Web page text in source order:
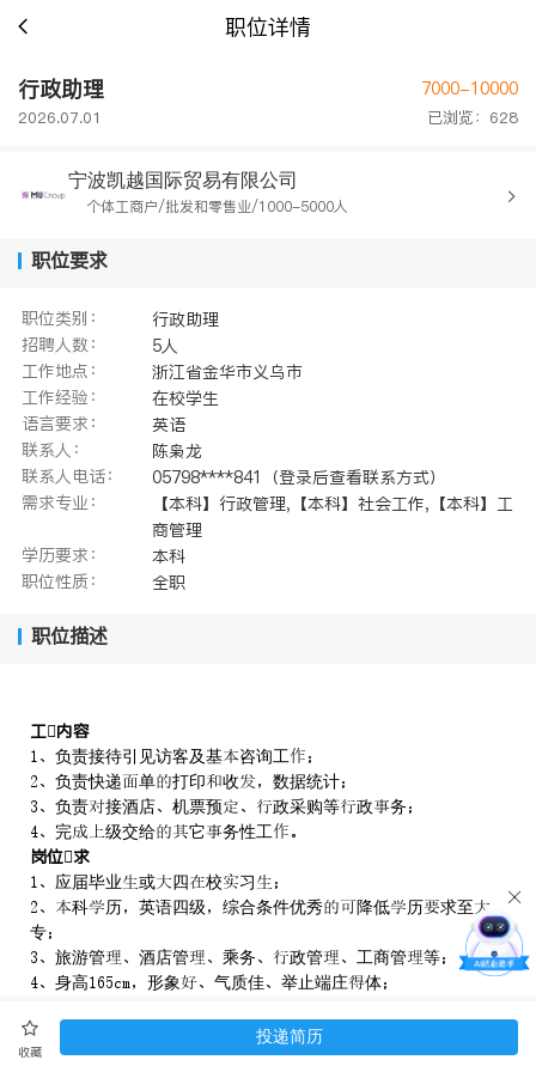
职位详情
行政助理 7000-10000
2026.07.01 已浏览：628
宁波凯越国际贸易有限公司
个体工商户/批发和零售业/1000-5000人
职位要求
职位类别：
行政助理
招聘人数：
5人
工作地点：
浙江省金华市义乌市
工作经验：
在校学生
语言要求：
英语
联系人：
陈枭龙
联系人电话：
05798****841（登录后查看联系方式）
需求专业：
【本科】行政管理,【本科】社会工作,【本科】工
商管理
学历要求：
本科
职位性质：
全职
职位描述
工内容
负责接待引见访客及基咨询工
负责快递单打印收数据统计
负责接酒店机票预政采购等政务
完级交给它务性工
岗位求
应届毕业或四校习
科历英语四级综合条件优秀降低历求至
专
旅游管酒店管乘务政管工商管等
身高形象气质佳举止端庄体
擅长际交往沟通责任强具良敬业精神
收藏
投递简历